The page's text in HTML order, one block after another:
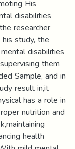
His
disabilities
researcher
study, the
disabilities
them
Sample, and in
result in,it
has a role in
nutrition and
health